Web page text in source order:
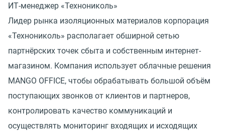
ИТ-менеджер «Технониколь»
Лидер рынка изоляционных материалов корпорация
«Технониколь» располагает обширной сетью
партнёрских точек сбыта и собственным интернет-
магазином. Компания использует облачные решения
MANGO OFFICE, чтобы обрабатывать большой объём
поступающих звонков от клиентов и партнеров,
контролировать качество коммуникаций и
осуществлять мониторинг входящих и исходящих